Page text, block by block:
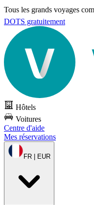
Tous les grands voyages
DOTS gratuitement
Hôtels
Voitures
Centre d'aide
Mes réservations
FR | EUR